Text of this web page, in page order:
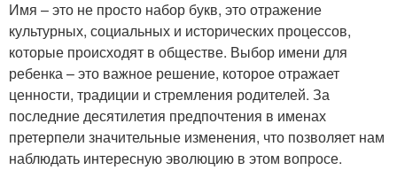
Имя – это не просто набор букв, это отражение
культурных, социальных и исторических процессов,
которые происходят в обществе. Выбор имени для
ребенка – это важное решение, которое отражает
ценности, традиции и стремления родителей. За
последние десятилетия предпочтения в именах
претерпели значительные изменения, что позволяет нам
наблюдать интересную эволюцию в этом вопросе.